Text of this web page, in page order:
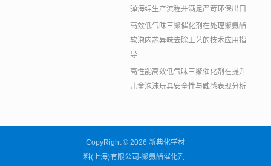
弹海绵生产流程并满足严苛环保出口
高效低气味三聚催化剂在处理聚氨酯
软泡内芯异味去除工艺的技术应用指
导
高性能高效低气味三聚催化剂在提升
儿童泡沫玩具安全性与触感表现分析
CopyRight © 2026 新典化学材
料(上海)有限公司-聚氨酯催化剂